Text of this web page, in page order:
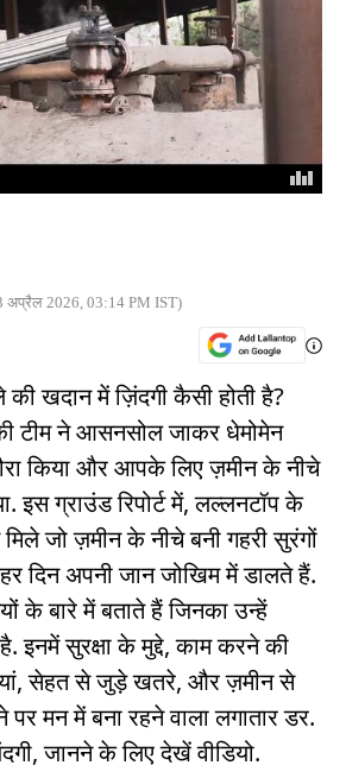
अप्रैल 2026, 03:14 PM IST)
खदान में ज़िंदगी कैसी होती है?
टीम ने आसनसोल जाकर धेमोमेन
किया और आपके लिए ज़मीन के नीचे
ग्राउंड रिपोर्ट में, लल्लनटॉप के
जो ज़मीन के नीचे बनी गहरी सुरंगों
दिन अपनी जान जोखिम में डालते हैं.
के बारे में बताते हैं जिनका उन्हें
इनमें सुरक्षा के मुद्दे, काम करने की
सेहत से जुड़े खतरे, और ज़मीन से
मन में बना रहने वाला लगातार डर.
जानने के लिए देखें वीडियो.